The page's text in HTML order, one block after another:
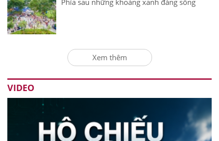
Phía sau những khoảng xanh đáng sống
Xem thêm
VIDEO